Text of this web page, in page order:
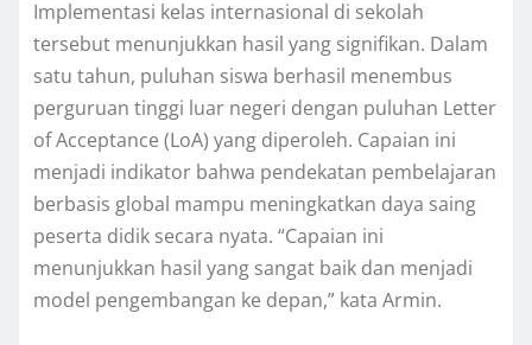
Implementasi kelas internasional di sekolah
tersebut menunjukkan hasil yang signifikan. Dalam
satu tahun, puluhan siswa berhasil menembus
perguruan tinggi luar negeri dengan puluhan Letter
of Acceptance (LoA) yang diperoleh. Capaian ini
menjadi indikator bahwa pendekatan pembelajaran
berbasis global mampu meningkatkan daya saing
peserta didik secara nyata. “Capaian ini
menunjukkan hasil yang sangat baik dan menjadi
model pengembangan ke depan,” kata Armin.